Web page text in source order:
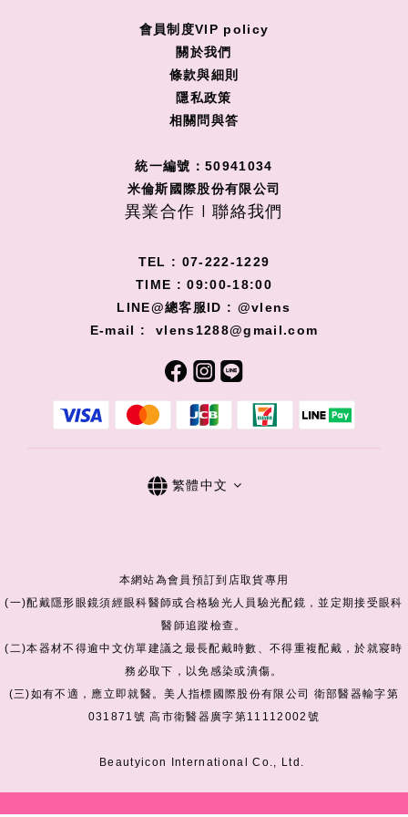
會員制度VIP policy
關於我們
條款與細則
隱私政策
相關問與答
統一編號：50941034
米倫斯國際股份有限公司
異業合作 I 聯絡我們
TEL : 07-222-1229
TIME : 09:00-18:00
LINE@總客服ID : @vlens
E-mail : vlens1288@gmail.com
繁體中文
本網站為會員預訂到店取貨專用
(一)配戴隱形眼鏡須經眼科醫師或合格驗光人員驗光配鏡，並定期接受眼科
醫師追蹤檢查。
(二)本器材不得逾中文仿單建議之最長配戴時數、不得重複配戴，於就寢時
務必取下，以免感染或潰傷。
(三)如有不適，應立即就醫。美人指標國際股份有限公司 衛部醫器輸字第
031871號 高市衛醫器廣字第11112002號
Beautyicon International Co., Ltd.